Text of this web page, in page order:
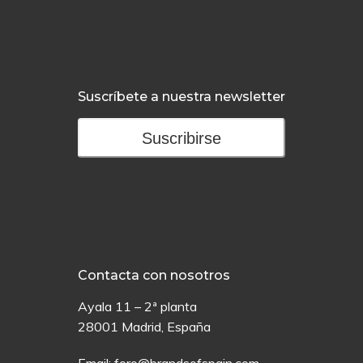
Suscríbete a nuestra newsletter
Suscribirse
Contacta con nosotros
Ayala 11 – 2ª planta
28001 Madrid, España